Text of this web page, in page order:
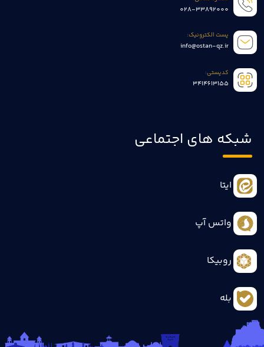
028-33892000
پست الکترونیک:
info@ostan-qz.ir
کدپستی:
3414613155
شبکه های اجتماعی
ایتا
واتس آپ
روبیکا
بله